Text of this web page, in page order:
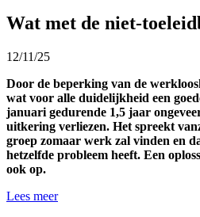
Wat met de niet-
12/11/25
Door de beperking van de
wat voor alle duidelijkheid een
januari gedurende 1,5 jaar
uitkering verliezen. Het spreekt
groep zomaar werk zal vinden en
hetzelfde probleem heeft. Een
ook op.
Lees meer